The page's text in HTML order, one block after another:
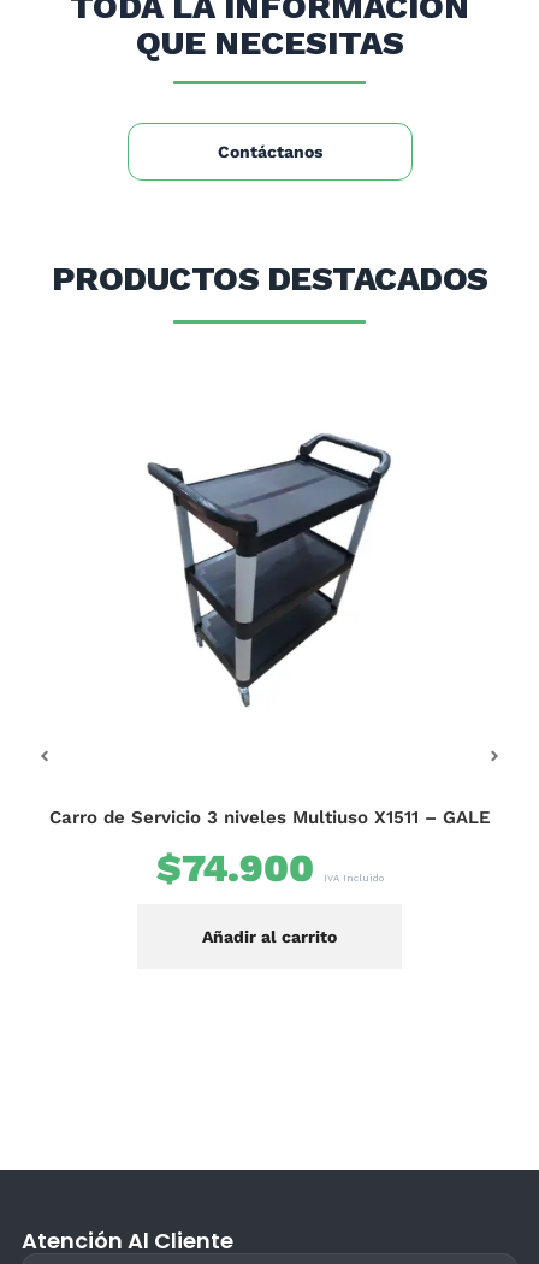
QUE NECESITAS
Contáctanos
PRODUCTOS DESTACADOS
Carro de Servicio 3 niveles Multiuso X1511 – GALE
$74.900 IVA Incluido
Añadir al carrito
Atención Al Cliente